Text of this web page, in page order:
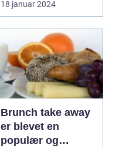
18 januar 2024
Brunch take away
er blevet en
populær og